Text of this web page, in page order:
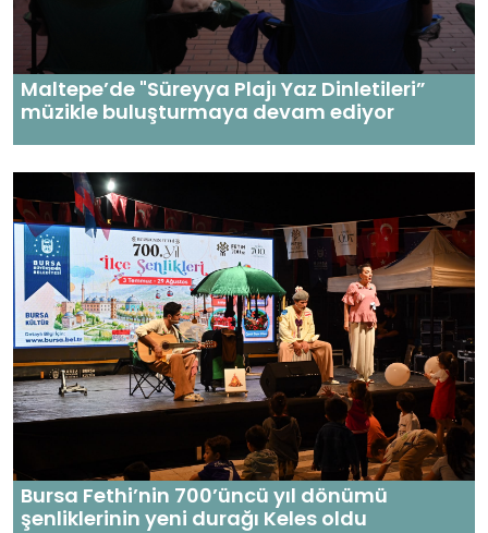
Maltepe’de "Süreyya Plajı Yaz Dinletileri”
müzikle buluşturmaya devam ediyor
Bursa Fethi’nin 700’üncü yıl dönümü
şenliklerinin yeni durağı Keles oldu